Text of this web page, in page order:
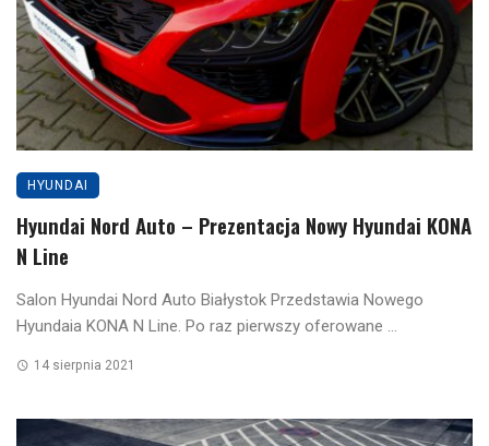
HYUNDAI
Hyundai Nord Auto – Prezentacja Nowy Hyundai KONA
N Line
Salon Hyundai Nord Auto Białystok Przedstawia Nowego
Hyundaia KONA N Line. Po raz pierwszy oferowane ...
14 sierpnia 2021